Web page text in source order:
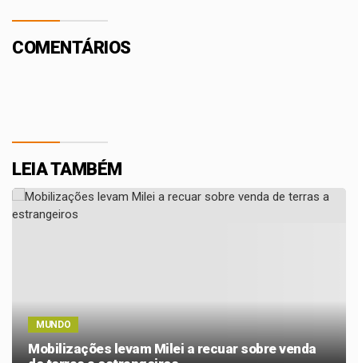
COMENTÁRIOS
LEIA TAMBÉM
MUNDO
Mobilizações levam Milei a recuar sobre venda